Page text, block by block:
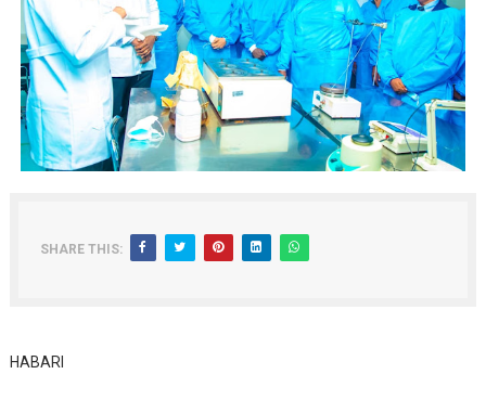
SHARE THIS:
HABARI